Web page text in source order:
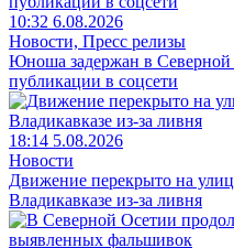
10:32 6.08.2026
Новости, Пресс релизы
Юноша задержан в Северной
публикации в соцсети
18:14 5.08.2026
Новости
Движение перекрыто на
Владикавказе из-за ливня